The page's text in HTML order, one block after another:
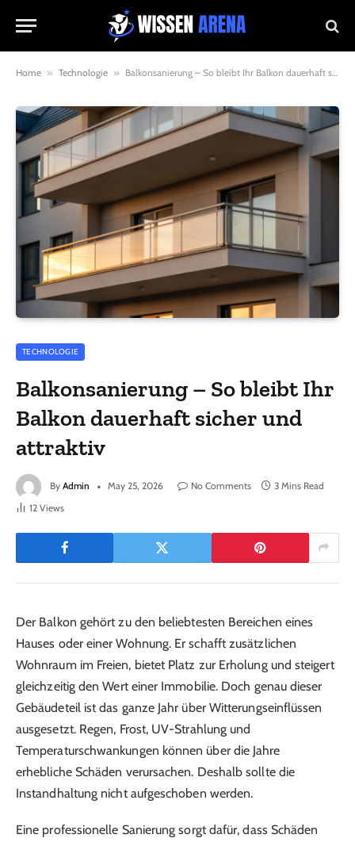
Home » Technologie » Balkonsanierung – So bleibt Ihr Balkon dauerhaft sicher und attraktiv
TECHNOLOGIE
Balkonsanierung – So bleibt Ihr
Balkon dauerhaft sicher und
attraktiv
By Admin May 25, 2026 No Comments
3 Mins Read
12 Views
Der Balkon gehört zu den beliebtesten Bereichen eines
Hauses oder einer Wohnung. Er schafft zusätzlichen
Wohnraum im Freien, bietet Platz zur Erholung und steigert
gleichzeitig den Wert einer Immobilie. Doch genau dieser
Gebäudeteil ist das ganze Jahr über Witterungseinflüssen
ausgesetzt. Regen, Frost, UV-Strahlung und
Temperaturschwankungen können über die Jahre
erhebliche Schäden verursachen. Deshalb sollte die
Instandhaltung nicht aufgeschoben werden.
Eine professionelle Sanierung sorgt dafür, dass Schäden